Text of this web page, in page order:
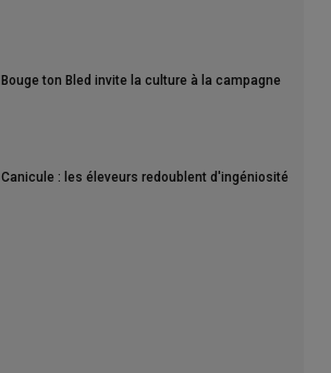
Bouge ton Bled invite la culture à la campagne
Canicule : les éleveurs redoublent d'ingéniosité